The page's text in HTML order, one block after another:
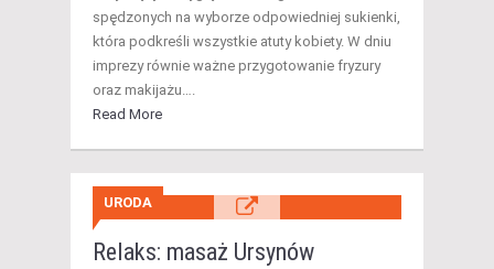
spędzonych na wyborze odpowiedniej sukienki,
która podkreśli wszystkie atuty kobiety. W dniu
imprezy równie ważne przygotowanie fryzury
oraz makijażu….
Read More
URODA
Relaks: masaż Ursynów